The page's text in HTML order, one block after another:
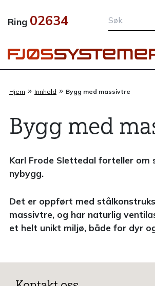
rett
innholdet
Ring 02634
Hjem » Innhold » Bygg med massivtre
Bygg med
Karl Frode Slettedal forteller
nybygg.
Det er oppført med
massivtre, og har naturlig
et helt unikt miljø, både for dyr